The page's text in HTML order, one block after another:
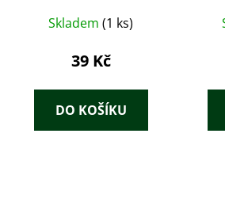
Skladem (1 ks)
39 Kč
DO KOŠÍKU